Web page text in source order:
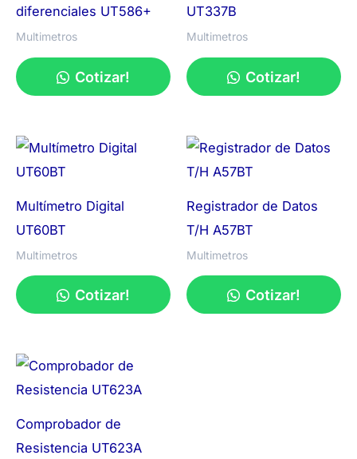
diferenciales UT586+
Multimetros
Cotizar!
UT337B
Multimetros
Cotizar!
Multímetro Digital
UT60BT
Multimetros
Cotizar!
Registrador de Datos
T/H A57BT
Multimetros
Cotizar!
Comprobador de
Resistencia UT623A